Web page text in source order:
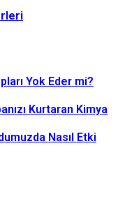
Yok Eder mi?
Kurtaran Kimya
Nasıl Etki